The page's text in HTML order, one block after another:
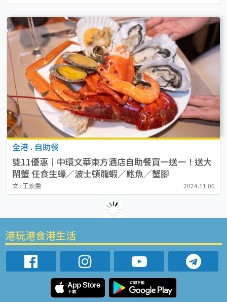
全港 . 自助餐
雙11優惠｜中環文華東方酒店自助餐買一送一！送大
閘蟹 任食生蠔／波士頓龍蝦／鮑魚／蟹腳
文 : 王煥雯 2024.11.06
港玩港食港生活